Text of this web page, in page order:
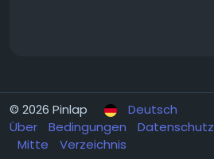
© 2026 Pinlap
Deutsch
Über
Bedingungen Datenschutz
Mitte
Verzeichnis